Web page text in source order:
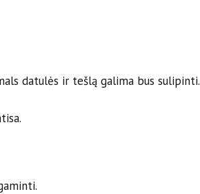
datulės ir tešlą galima bus sulipinti.